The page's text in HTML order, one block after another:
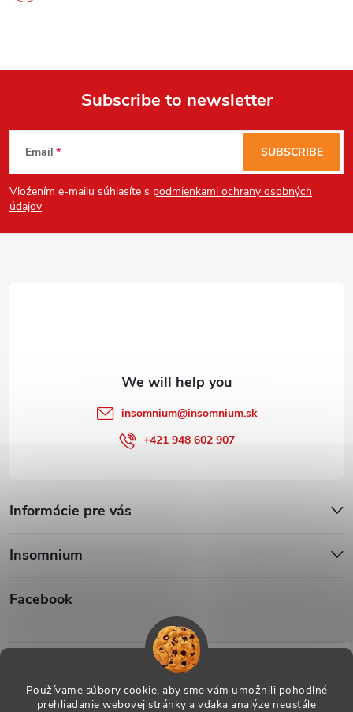
Používame súbory cookie, aby sme vám umožnili pohodlné
prehliadanie webovej stránky a vďaka analýze neustále
F
o
o
Subscribe to newsletter
Email
Vložením e-mailu súhlasíte s podmienkami ochrany osobných
údajov
SUBSCRIBE
Informácie pre vás
Insomnium
Facebook
insomnium@insomnium.sk
+421 948 602 907
Iso1